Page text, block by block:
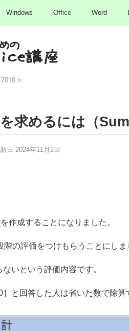
Windows Office Word
>
求めるには（
日 2024年11月2日
作成することになりました。
の評価をつけもらうことにしま
いという評価内容です。
と回答した人は省いた数で除算